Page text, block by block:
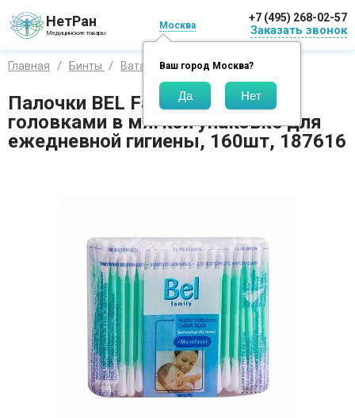
НетРан
Медицинские товары
Москва
Ваш город Москва?
+7 (495) 268-02-57
Заказать звонок
Главная Бинты Вата Палочки
Палочки BEL Family с ватными
головками в мягкой упаковке для
ежедневной гигиены, 160шт, 187616